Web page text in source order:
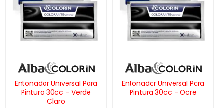
Entonador Universal Para
Pintura 30cc – Verde
Claro
Entonador Universal Para
Pintura 30cc – Ocre